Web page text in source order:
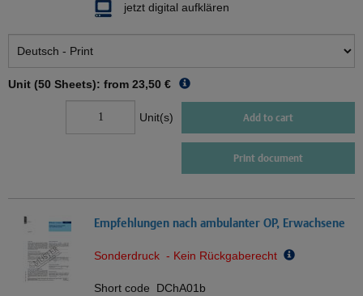
jetzt digital aufklären
Unit (50 Sheets): from 23,50 €
Unit(s) Add to cart
Print document
Empfehlungen nach ambulanter OP, Erwachsene
Sonderdruck - Kein Rückgaberecht
Short code DChA01b